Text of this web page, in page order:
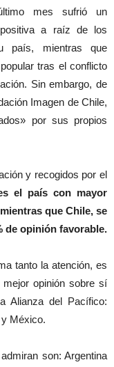
mes sufrió un
a raíz de los
país, mientras que
tras el conflicto
Sin embargo, de
Imagen de Chile,
por sus propios
y recogidos por el
el país con mayor
que Chile, se
de opinión favorable.
tanto la atención, es
opinión sobre sí
Alianza del Pacífico:
México.
son: Argentina